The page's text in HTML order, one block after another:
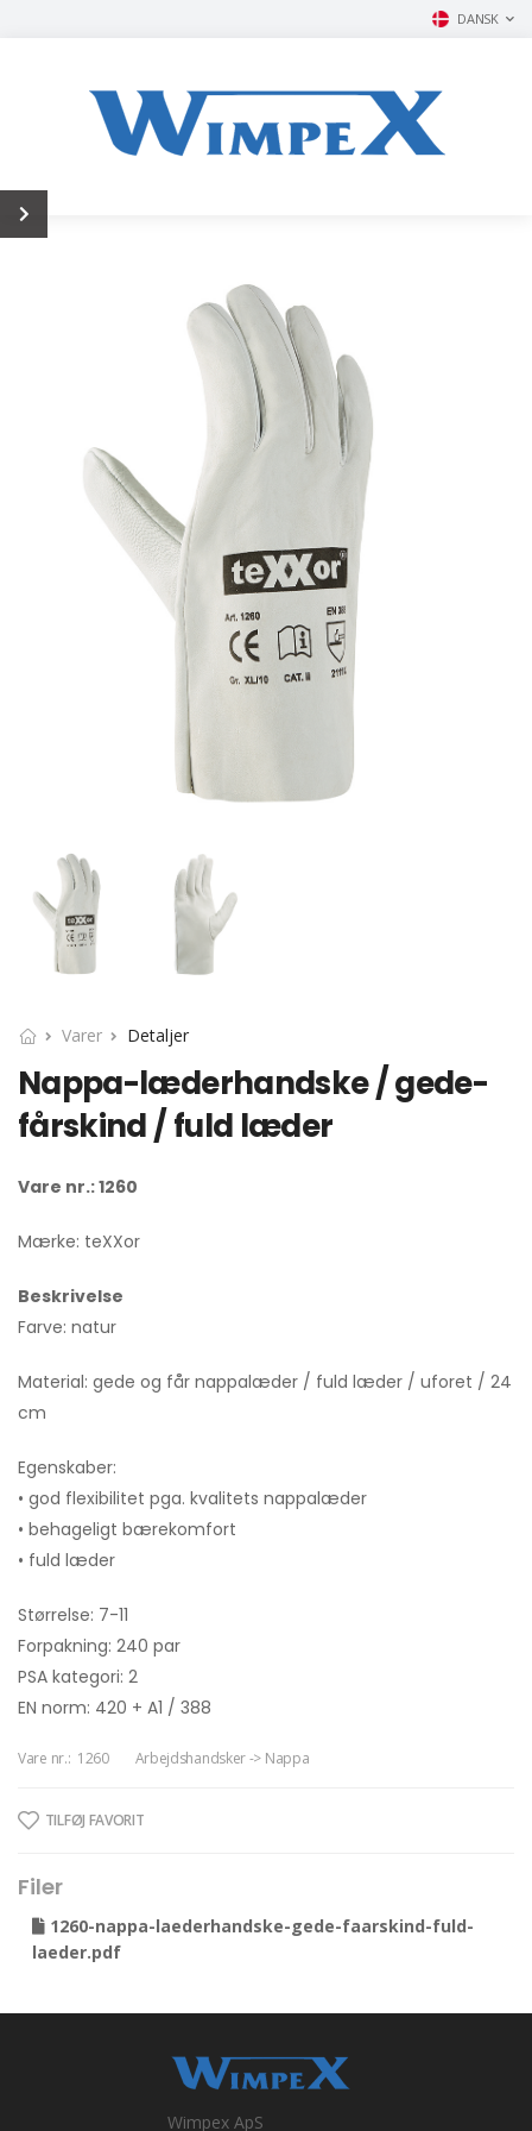
DANSK
Varer Detaljer
Nappa-læderhandske / gede-
fårskind / fuld læder
Vare nr.: 1260
Mærke: teXXor
Beskrivelse
Farve: natur
Material: gede og får nappalæder / fuld læder / uforet / 24
cm
Egenskaber:
• god flexibilitet pga. kvalitets nappalæder
• behageligt bærekomfort
• fuld læder
Størrelse: 7-11
Forpakning: 240 par
PSA kategori: 2
EN norm: 420 + A1 / 388
Vare nr.: 1260 Arbejdshandsker -> Nappa
TILFØJ FAVORIT
Filer
1260-nappa-laederhandske-gede-faarskind-fuld-
laeder.pdf
Wimpex ApS